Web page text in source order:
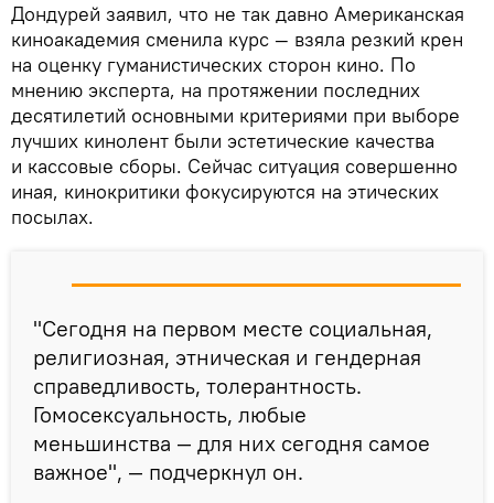
Дондурей заявил, что не так давно Американская
киноакадемия сменила курс — взяла резкий крен
на оценку гуманистических сторон кино. По
мнению эксперта, на протяжении последних
десятилетий основными критериями при выборе
лучших кинолент были эстетические качества
и кассовые сборы. Сейчас ситуация совершенно
иная, кинокритики фокусируются на этических
посылах.
"Сегодня на первом месте социальная,
религиозная, этническая и гендерная
справедливость, толерантность.
Гомосексуальность, любые
меньшинства — для них сегодня самое
важное", — подчеркнул он.